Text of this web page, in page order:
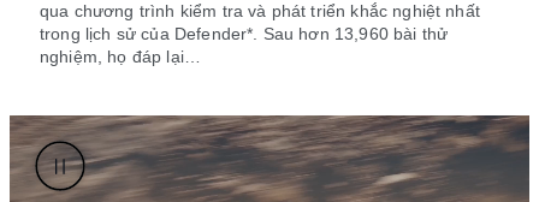
qua chương trình kiểm tra và phát triển khắc nghiệt nhất
trong lịch sử của Defender*. Sau hơn 13,960 bài thử
nghiệm, họ đáp lại…